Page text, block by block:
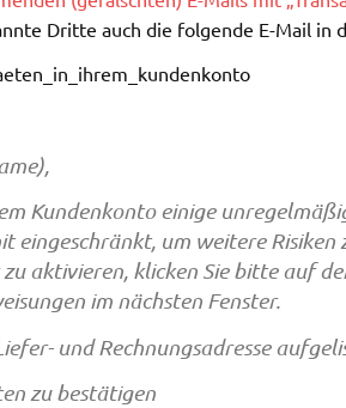
Dritte auch die folgende E-Mail in
Kundenkonto einige
eingeschränkt, um weitere Risiken
aktivieren, klicken Sie bitte auf
im nächsten Fenster.
und Rechnungsadresse
zu bestätigen